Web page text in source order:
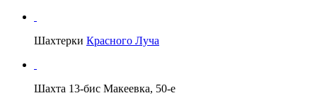
Шахтерки Красного Луча
Шахта 13-бис Макеевка, 50-е